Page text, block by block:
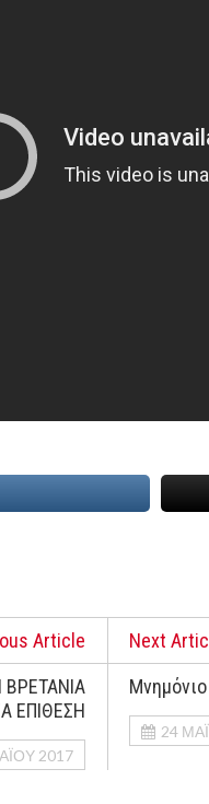
Article
ΕΠΙΘΕΣΗ
2017
Next
24